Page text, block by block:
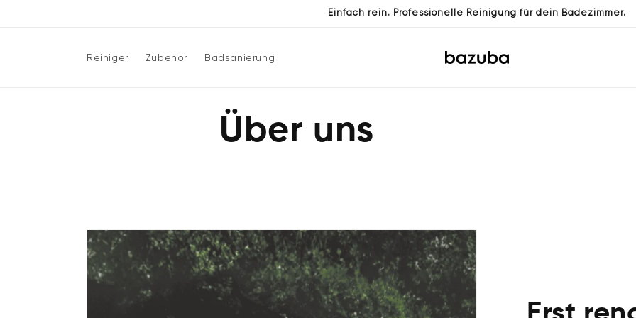
Einfach rein. Professionelle Reinigung für dein Badezimmer.
Reiniger Zubehör Badsanierung
Über uns